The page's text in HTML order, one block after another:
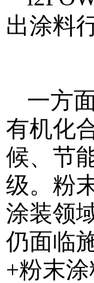
出涂料
一方
有机化
候、节
级。粉
涂装领
仍面临
+粉末